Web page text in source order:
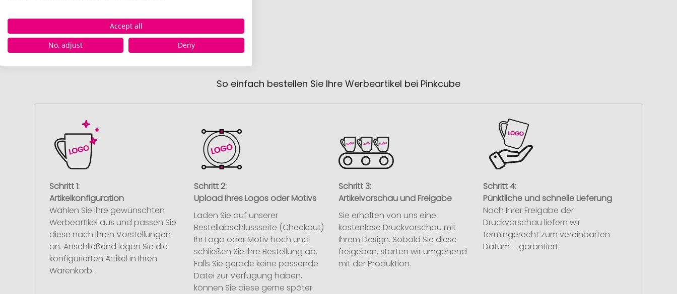
So einfach bestellen Sie Ihre Werbeartikel bei Pinkcube
Schritt 1:
Artikelkonfiguration
Wählen Sie Ihre gewünschten
Werbeartikel aus und passen Sie
diese nach Ihren Vorstellungen
an. Anschließend legen Sie die
konfigurierten Artikel in Ihren
Warenkorb.
Schritt 2:
Upload Ihres Logos oder Motivs
Laden Sie auf unserer
Bestellabschlussseite (Checkout)
Ihr Logo oder Motiv hoch und
schließen Sie Ihre Bestellung ab.
Falls Sie gerade keine passende
Datei zur Verfügung haben,
können Sie diese gerne später
Schritt 3:
Artikelvorschau und Freigabe
Sie erhalten von uns eine
kostenlose Druckvorschau mit
Ihrem Design. Sobald Sie diese
freigeben, starten wir umgehend
mit der Produktion.
Schritt 4:
Pünktliche und schnelle Lieferung
Nach Ihrer Freigabe der
Druckvorschau liefern wir
termingerecht zum vereinbarten
Datum – garantiert.
Accept all
No, adjust
Deny